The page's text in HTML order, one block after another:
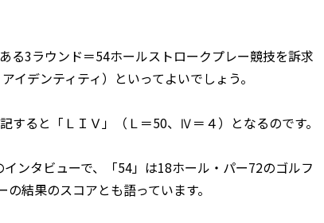
る3ラウンド＝54ホールストロークプレー競技を訴求
イデンティティ）といってよいでしょう。
と「ＬＩＶ」（Ｌ＝50、Ⅳ＝４）となるのです。
ンタビューで、「54」は18ホール・パー72のゴルフ
結果のスコアとも語っています。